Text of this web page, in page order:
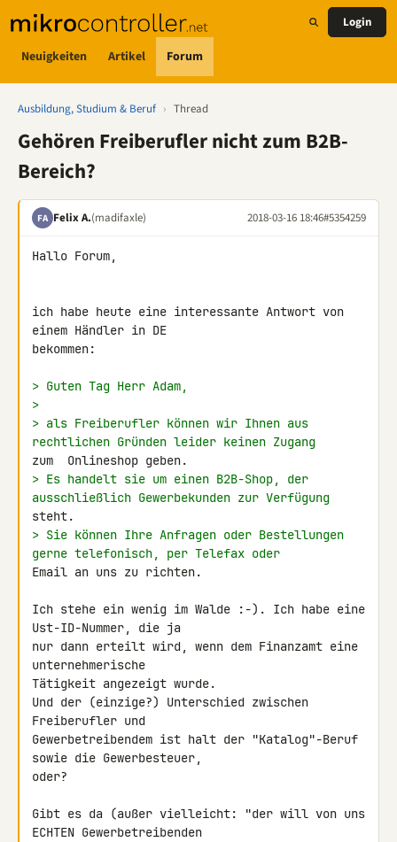
Neuigkeiten Artikel Forum
Login
Ausbildung, Studium & Beruf › Thread
Gehören Freiberufler nicht zum B2B-
Bereich?
FA Felix A.(madifaxle) 2018-03-16 18:46#5354259
Hallo Forum,
ich habe heute eine interessante Antwort von
einem Händler in DE
bekommen:
> Guten Tag Herr Adam,
>
> als Freiberufler können wir Ihnen aus
rechtlichen Gründen leider keinen Zugang
> Es handelt sie um einen B2B-Shop, der
ausschließlich Gewerbekunden zur Verfügung
> Sie können Ihre Anfragen oder Bestellungen
gerne telefonisch, per Telefax oder
Email an uns zu richten.
Ich stehe ein wenig im Walde :-). Ich habe eine
Ust-ID-Nummer, die ja
nur dann erteilt wird, wenn dem Finanzamt eine
unternehmerische
Tätigkeit angezeigt wurde.
Und der (einzige?) Unterschied zwischen
Freiberufler und
Gewerbetreibendem ist halt der "Katalog"-Beruf
sowie die Gewerbesteuer,
oder?
Gibt es da (außer vielleicht: "der will von uns
ECHTEN Gewerbetreibenden